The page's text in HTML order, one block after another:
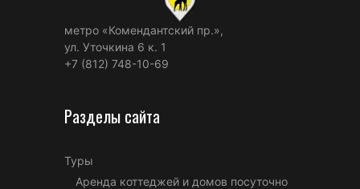
метро «Комендантский пр.»,
ул. Уточкина 6 к. 1
+7 (812) 748-10-69
Разделы сайта
Туры
Аренда коттеджей и домов посуточно